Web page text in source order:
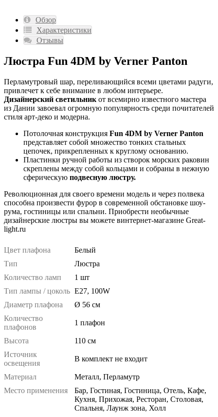
Обзор
Характеристики
Отзывы
Люстра Fun 4DM by Verner Panton
Перламутровый шар, переливающийся всеми цветами радуги,
привлечет к себе внимание в любом интерьере.
Дизайнерский светильник от всемирно известного мастера
из Дании завоевал огромную популярность среди почитателей
стиля арт-деко и модерна.
Потолочная конструкция Fun 4DM by Verner Panton
представляет собой множество тонких стальных
цепочек, прикрепленных к круглому основанию.
Пластинки ручной работы из створок морских раковин
скреплены между собой кольцами и собраны в нежную
сферическую подвесную люстру.
Революционная для своего времени модель и через полвека
способна произвести фурор в современной обстановке шоу-
рума, гостиницы или спальни. Приобрести необычные
дизайнерские люстры вы можете винтернет-магазине Great-
light.ru
Цвет плафона
Белый
Тип
Люстра
Количество ламп
1 шт
Тип лампы / цоколь E27, 100W
Диаметр плафона
Ø 56 см
Количество
плафонов
1 плафон
Высота
110 см
Источник
освещения
В комплект не входит
Материал
Металл, Перламутр
Место применения
Бар, Гостиная, Гостиница, Отель, Кафе,
Кухня, Прихожая, Ресторан, Столовая,
Спальня, Лаунж зона, Холл